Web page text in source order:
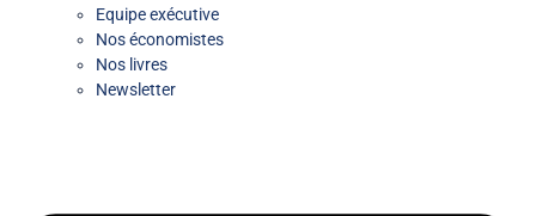
Equipe exécutive
Nos économistes
Nos livres
Newsletter